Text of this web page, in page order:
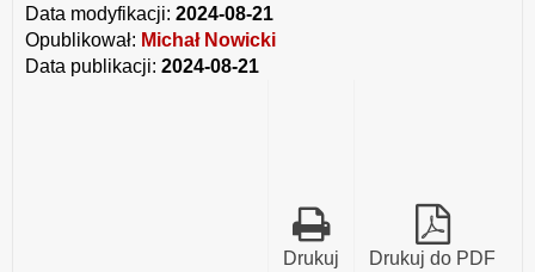
Data modyfikacji: 2024-08-21
Opublikował: Michał Nowicki
Data publikacji: 2024-08-21
Drukuj do PDF
Drukuj